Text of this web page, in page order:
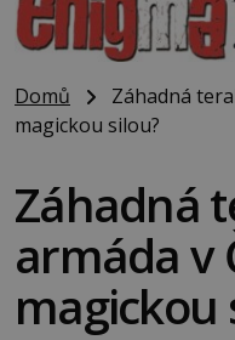
Domů
Záhadná
magickou silou?
Záhadná
armáda v
magickou